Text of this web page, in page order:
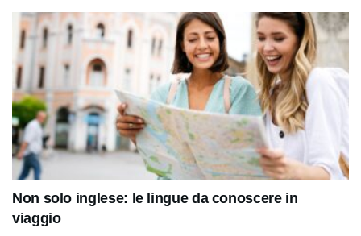
Non solo inglese: le lingue da conoscere in
viaggio